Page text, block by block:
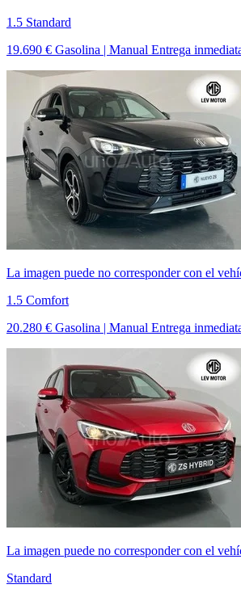
1.5 Standard
19.690 € Gasolina | Manual Entrega
La imagen puede no corresponder con el
1.5 Comfort
20.280 € Gasolina | Manual Entrega
La imagen puede no corresponder con el
Standard